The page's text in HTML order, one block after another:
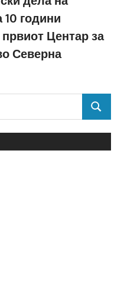
години
Центар за
Северна
SEARCH